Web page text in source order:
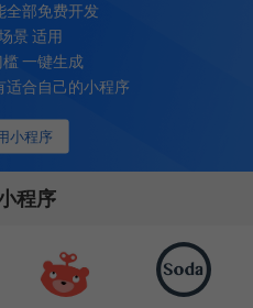
小程序
全部免费开发
景 适用
槛 一键生成
适合自己的小程序
程序